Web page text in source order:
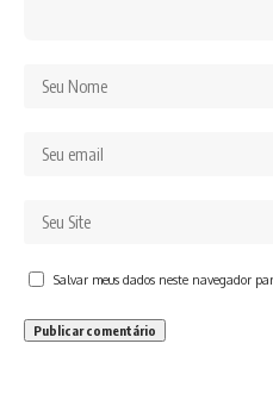
Salvar meus dados neste navegador